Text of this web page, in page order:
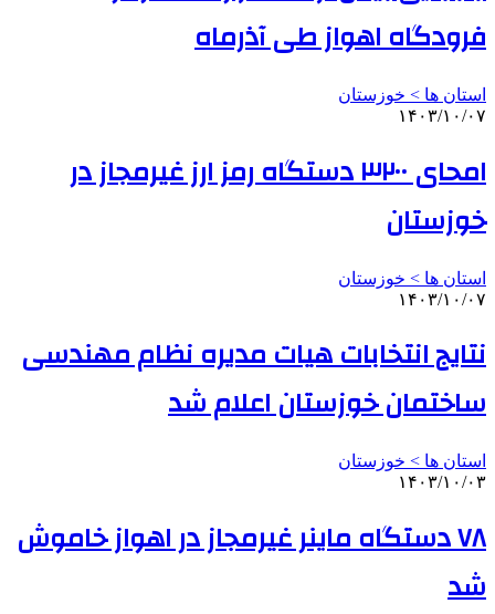
فرودگاه اهواز طی آذرماه
استان ها > خوزستان
۱۴۰۳/۱۰/۰۷
امحای ۳۲۰۰ دستگاه رمز ارز غیرمجاز در
خوزستان
استان ها > خوزستان
۱۴۰۳/۱۰/۰۷
نتایج انتخابات هیات مدیره نظام مهندسی
ساختمان خوزستان اعلام شد
استان ها > خوزستان
۱۴۰۳/۱۰/۰۳
۷۸ دستگاه ماینر غیرمجاز در اهواز خاموش
شد